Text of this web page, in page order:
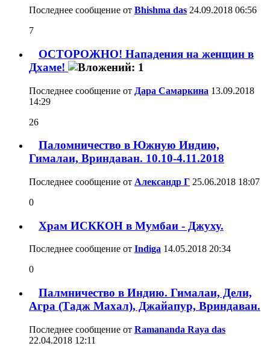
Последнее сообщение от Bhishma das 24.09.2018 06:56
7
ОСТОРОЖНО! Нападения на женщин в
Дхаме!
Последнее сообщение от Дара Самаркина 13.09.2018
14:29
26
Паломничество в Южную Индию,
Гималаи, Вриндаван. 10.10-4.11.2018
Последнее сообщение от Александр Г 25.06.2018 18:07
0
Храм ИСККОН в Мумбаи - Джуху.
Последнее сообщение от Indiga 14.05.2018 20:34
0
Палмничество в Индию. Гималаи, Дели,
Агра (Тадж Махал), Джайапур, Вриндаван.
Последнее сообщение от Ramananda Raya das
22.04.2018 12:11